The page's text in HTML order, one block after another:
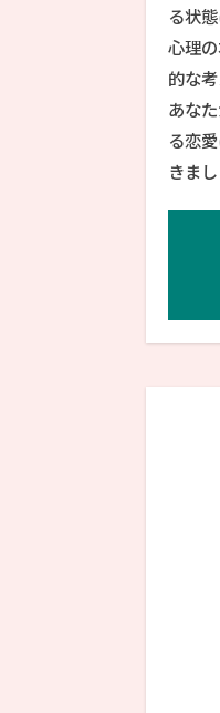
る状
心理
的な
あな
る恋
きまし